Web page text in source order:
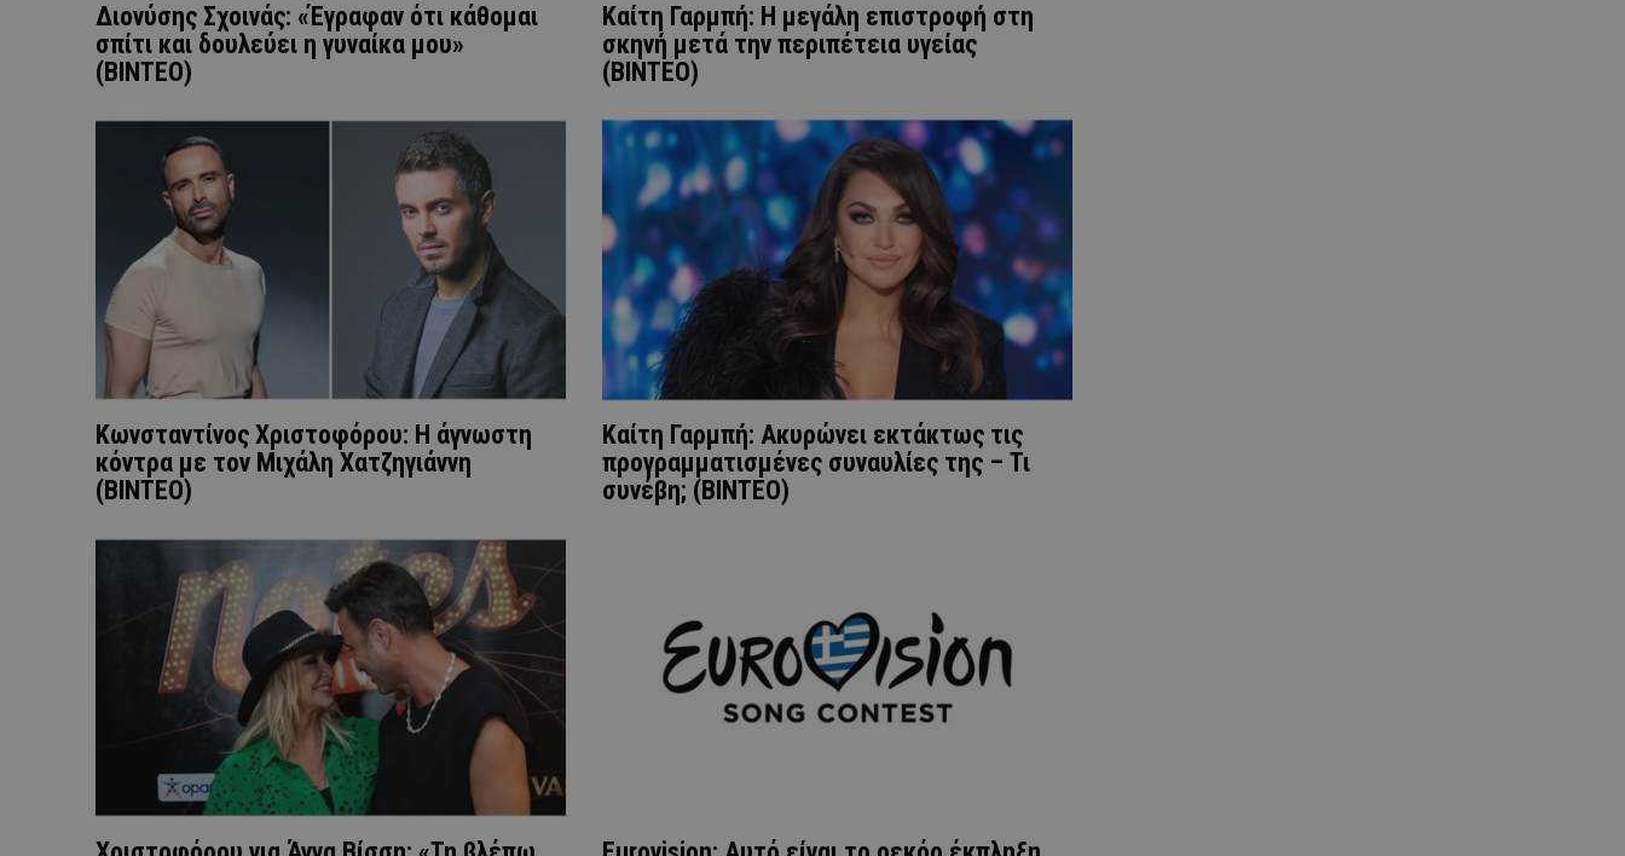
Διονύσης Σχοινάς: «Έγραφαν ότι κάθομαι
σπίτι και δουλεύει η γυναίκα μου»
(ΒΙΝΤΕΟ)
Καίτη Γαρμπή: Η μεγάλη επιστροφή στη
σκηνή μετά την περιπέτεια υγείας
(ΒΙΝΤΕΟ)
Κωνσταντίνος Χριστοφόρου: Η άγνωστη
κόντρα με τον Μιχάλη Χατζηγιάννη
(ΒΙΝΤΕΟ)
Καίτη Γαρμπή: Ακυρώνει εκτάκτως τις
προγραμματισμένες συναυλίες της – Τι
συνέβη; (BINTEO)